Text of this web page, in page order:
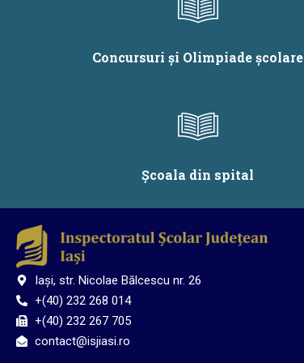
Concursuri și Olimpiade școlare
Școala din spital
Iași, str. Nicolae Bălcescu nr. 26
+(40) 232 268 014
+(40) 232 267 705
contact@isjiasi.ro